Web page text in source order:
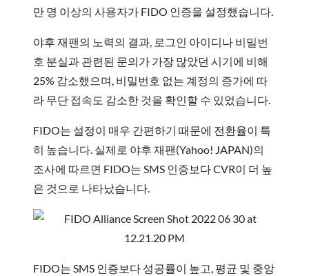
만 명 이상의 사용자가 FIDO 인증을 설정했습니다.
야후 재팬의 노력의 결과, 로그인 아이디나 비밀번
호 분실과 관련된 문의가 가장 많았던 시기에 비해
25% 감소했으며, 비밀번호 없는 계정의 증가에 따
라 무단 접속도 감소한 것을 확인할 수 있었습니다.
FIDO는 설정이 매우 간편하기 때문에 전환율이 특
히 높습니다. 실제로 야후 재팬(Yahoo! JAPAN)의
조사에 따르면 FIDO는 SMS 인증보다 CVR이 더 높
은 것으로 나타났습니다.
FIDO는 SMS 인증보다 성공률이 높고, 평균 및 중앙